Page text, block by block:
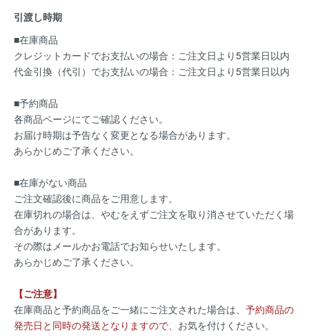
引渡し時期
■在庫商品
クレジットカードでお支払いの場合：ご注文日より5営業日以内
代金引換（代引）でお支払いの場合：ご注文日より5営業日以内
■予約商品
各商品ページにてご確認ください。
お届け時期は予告なく変更となる場合があります。
あらかじめご了承ください。
■在庫がない商品
ご注文確認後に商品をご用意します。
在庫切れの場合は、やむをえずご注文を取り消させていただく場
合があります。
その際はメールかお電話でお知らせいたします。
あらかじめご了承ください。
【ご注意】
在庫商品と予約商品をご一緒にご注文された場合は、 予約商品の
発売日と同時の発送となりますので、 お気を付けください。